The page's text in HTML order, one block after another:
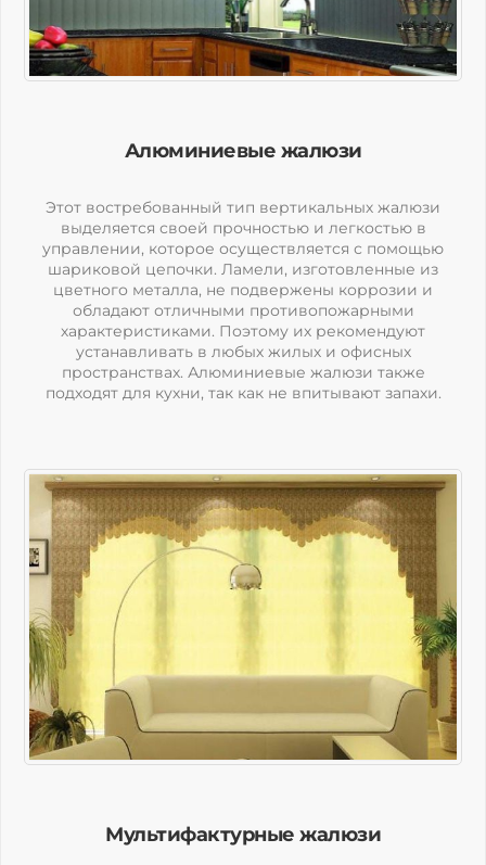
Алюминиевые жалюзи
Этот востребованный тип вертикальных жалюзи
выделяется своей прочностью и легкостью в
управлении, которое осуществляется с помощью
шариковой цепочки. Ламели, изготовленные из
цветного металла, не подвержены коррозии и
обладают отличными противопожарными
характеристиками. Поэтому их рекомендуют
устанавливать в любых жилых и офисных
пространствах. Алюминиевые жалюзи также
подходят для кухни, так как не впитывают запахи.
Мультифактурные жалюзи